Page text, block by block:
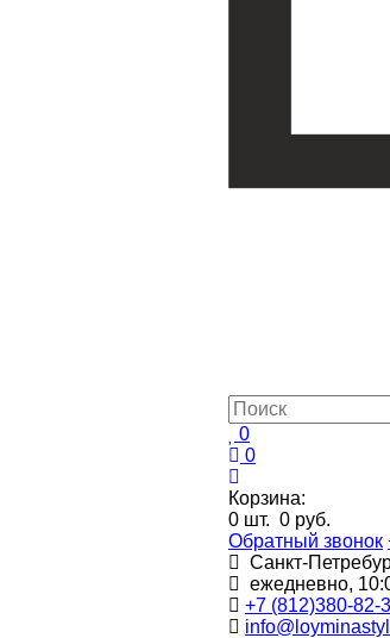
0
0
Корзина:
0 шт. 0 руб.
Обратный звонок
Санкт-
ежедневно,
+7 (812)380-82-